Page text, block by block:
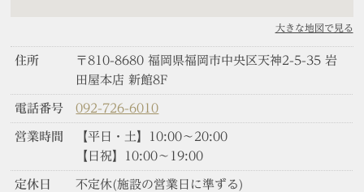
大きな地図で見る
住所
〒810-8680 福岡県福岡市中央区天神2-5-35 岩
田屋本店 新館8F
電話番号 092-726-6010
営業時間
【平日・土】10:00～20:00
【日祝】10:00～19:00
定休日 不定休(施設の営業日に準ずる)